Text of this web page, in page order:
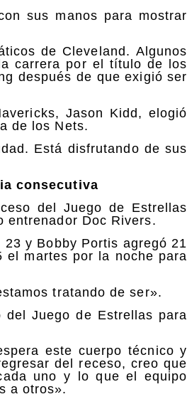
sus manos para mostrar
de Cleveland. Algunos
carrera por el título de los
después de que exigió ser
Jason Kidd, elogió
de los Nets.
Está disfrutando de sus
consecutiva
del Juego de Estrellas
entrenador Doc Rivers.
y Bobby Portis agregó 21
el martes por la noche para
tratando de ser».
del Juego de Estrellas para
este cuerpo técnico y
del receso, creo que
uno y lo que el equipo
a otros».